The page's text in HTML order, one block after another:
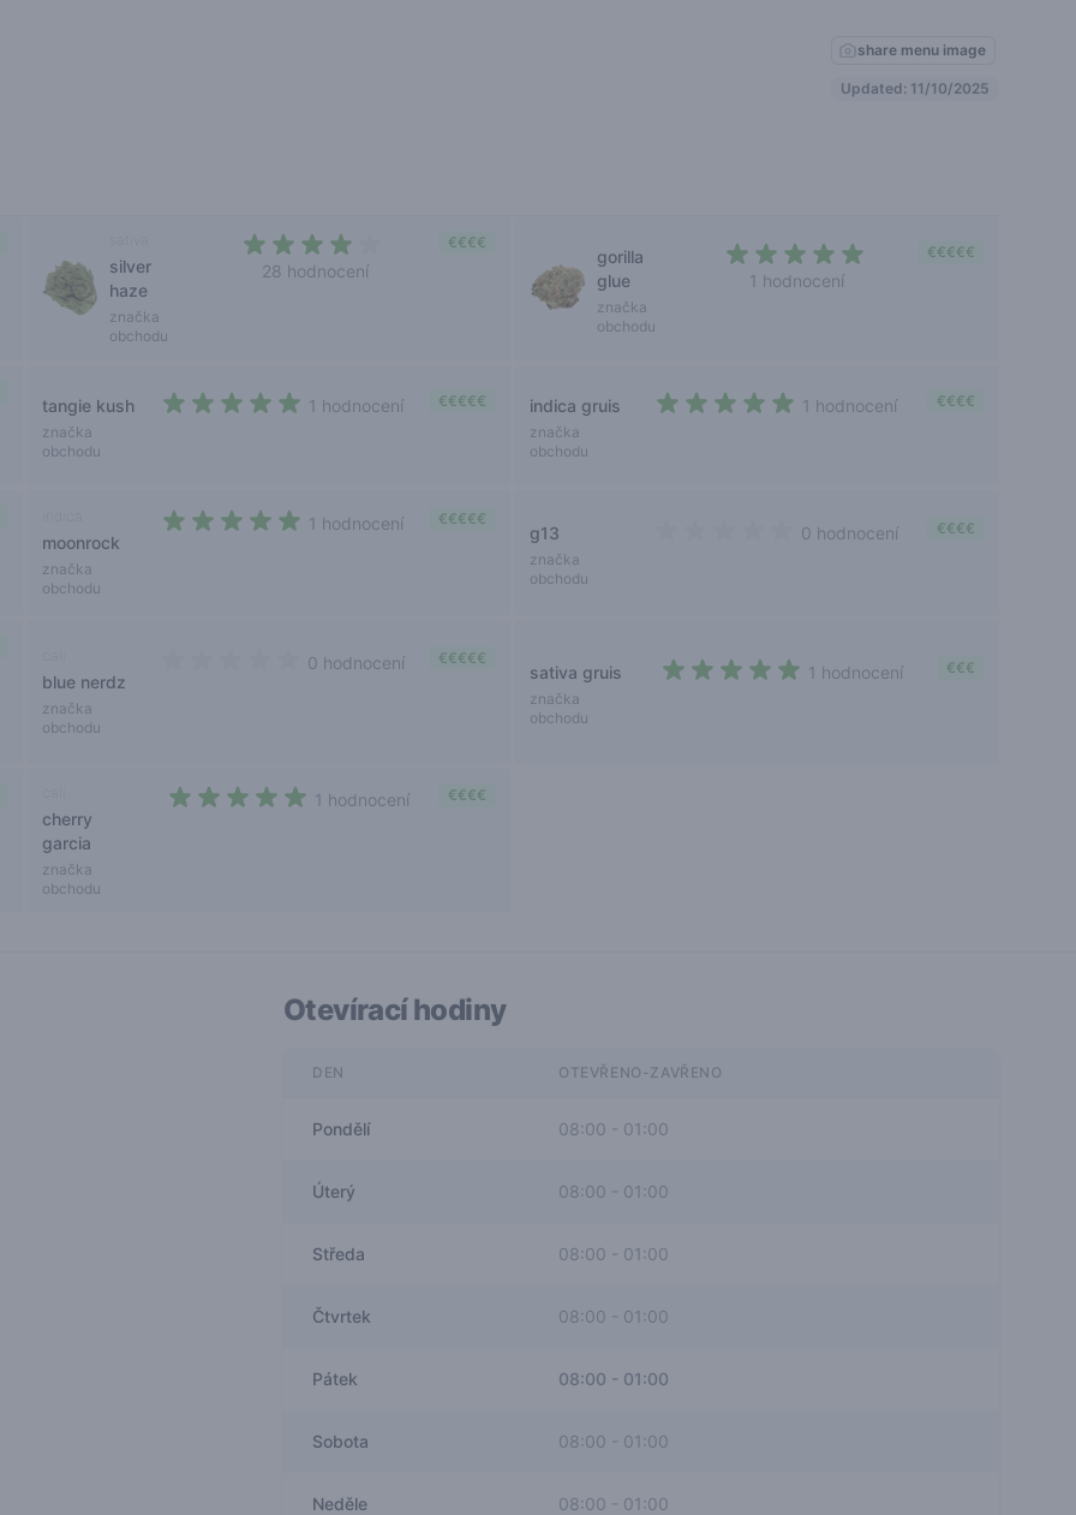
share menu image
Updated: 11/10/2025
silver
haze
značka
obchodu
28 hodnocení
€€€€
gorilla
glue
značka
obchodu
1 hodnocení
€€€€€
tangie kush
značka
obchodu
1 hodnocení €€€€€ indica gruis
značka
obchodu
1 hodnocení €€€€
moonrock
značka
obchodu
1 hodnocení €€€€€
g13
značka
obchodu
0 hodnocení €€€€
blue nerdz
značka
obchodu
0 hodnocení €€€€€
sativa gruis
značka
obchodu
1 hodnocení €€€
cherry
garcia
značka
obchodu
1 hodnocení €€€€
Otevírací hodiny
DEN OTEVŘENO-ZAVŘENO
Pondělí 08:00 - 01:00
Úterý 08:00 01:00
Středa 08:00 - 01:00
Čtvrtek 08:00 01:00
Pátek 08:00 - 01:00
Sobota 08:00 01:00
Neděle 08:00 - 01:00